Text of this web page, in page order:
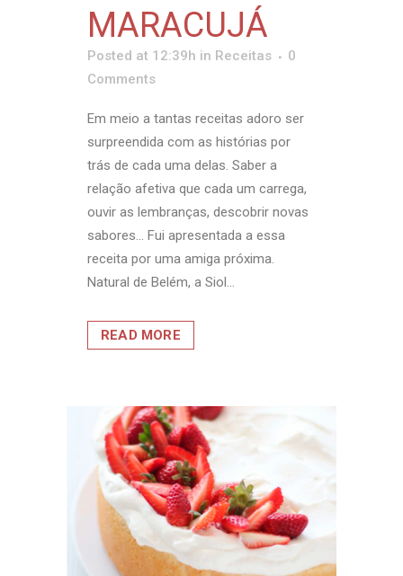
MARACUJÁ
Posted at 12:39h in Receitas
0
Comments
Em meio a tantas receitas adoro ser
surpreendida com as histórias por
trás de cada uma delas. Saber a
relação afetiva que cada um carrega,
ouvir as lembranças, descobrir novas
sabores… Fui apresentada a essa
receita por uma amiga próxima.
Natural de Belém, a Siol...
READ MORE